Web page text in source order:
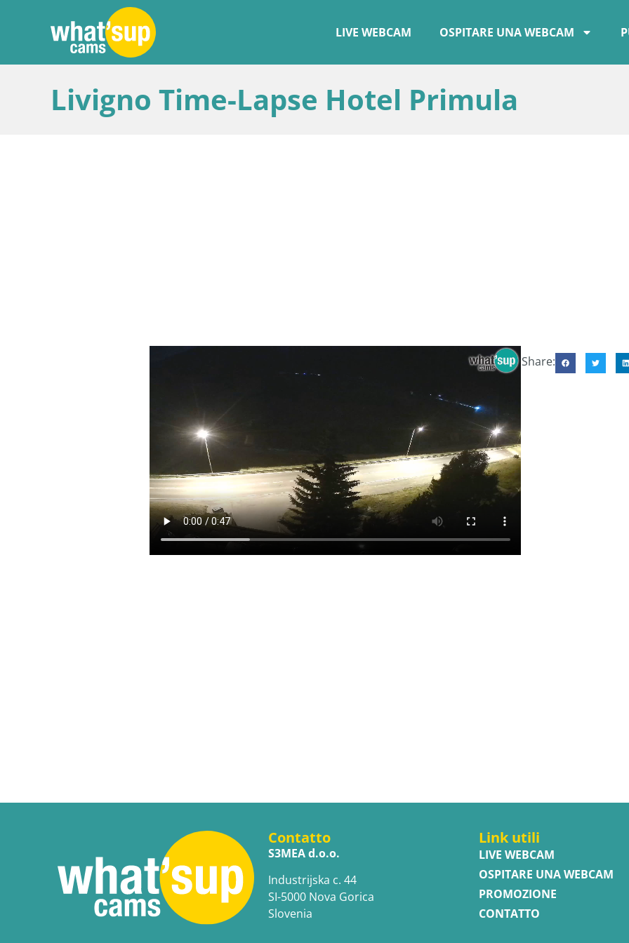
LIVE WEBCAM OSPITARE UNA WEBCAM
Livigno Time-Lapse Hotel Primula
Share:
Contatto
S3MEA d.o.o.
Industrijska c. 44
SI-5000 Nova Gorica
Slovenia
Link utili
LIVE WEBCAM
OSPITARE UNA WEBCAM
PROMOZIONE
CONTATTO